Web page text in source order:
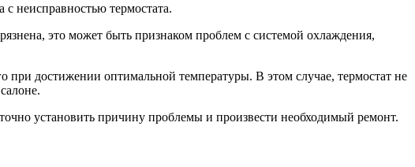
неисправностью термостата.
это может быть признаком проблем с системой охлаждения,
достижении оптимальной температуры. В этом случае, термостат не
установить причину проблемы и произвести необходимый ремонт.